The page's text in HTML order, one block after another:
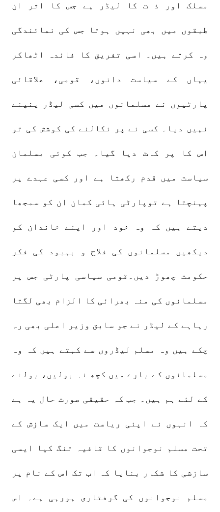
مسلک اور ذات کا لیڈر ہے جس کا اثر ان
طبقوں میں بھی نہیں ہوتا جس کی نمائندگی
وہ کرتے ہیں۔ اسی تفریق کا فائدہ اٹھاکر
یہاں کے سیاست دانوں، قومی، علاقائی
پارٹیوں نے مسلمانوں میں کسی لیڈر پنپنے
نہیں دیا۔ کسی نے پر نکالنے کی کوشش کی تو
اس کا پر کاٹ دیا گیا۔ جب کوئی مسلمان
سیاست میں قدم رکھتا ہے اور کسی عہدے پر
پہنچتا ہے توپارٹی ہائی کمان ان کو سمجھا
دیتے ہیں کہ وہ خود اور اپنے خاندان کو
دیکھیں مسلمانوں کی فلاح و بہبود کی فکر
حکومت چھوڑ دیں۔قومی سیاسی پارٹی جس پر
مسلمانوں کی منہ بھرائی کا الزام بھی لگتا
رہاہے کے لیڈر نے جو سابق وزیر اعلی بھی رہ
چکے ہیں وہ مسلم لیڈروں سے کہتے ہیں کہ وہ
مسلمانوں کے بارے میں کچھ نہ بولیں، بولنے
کے لئے ہم ہیں۔ جب کہ حقیقی صورت حال یہ ہے
کہ انہوں نے اپنی ریاست میں ایک سازش کے
تحت مسلم نوجوانوں کا قافیہ تنگ کیا ایسی
سازشی کا شکار بنایا کہ اب تک اس کے نام پر
مسلم نوجوانوں کی گرفتاری ہورہی ہے۔ اس